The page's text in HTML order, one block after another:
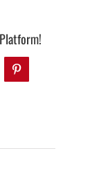
Pinterest